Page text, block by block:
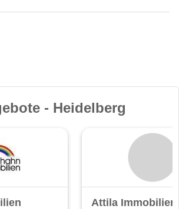
- Heidelberg
Attila Immobilien